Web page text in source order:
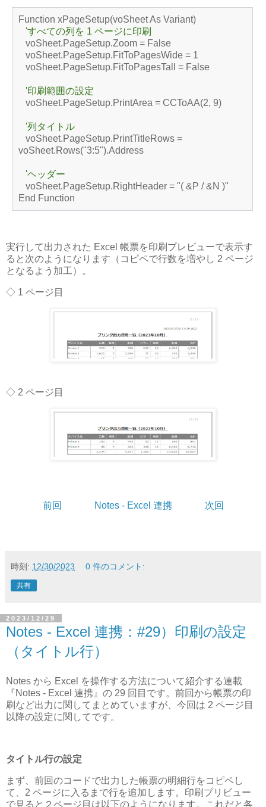
Function xPageSetup(voSheet As Variant)
'すべての列を 1 ページに印刷
voSheet.PageSetup.Zoom = False
voSheet.PageSetup.FitToPagesWide = 1
voSheet.PageSetup.FitToPagesTall = False
'印刷範囲の設定
voSheet.PageSetup.PrintArea = CCToAA(2, 9)
'列タイトル
voSheet.PageSetup.PrintTitleRows =
voSheet.Rows("3:5").Address
'ヘッダー
voSheet.PageSetup.RightHeader = "( &P / &N )"
End Function
実行して出力された Excel 帳票を印刷プレビューで表示す
ると次のようになります（コピペで行数を増やし 2 ページ
となるよう加工）。
◇ 1 ページ目
◇ 2 ページ目
前回 Notes - Excel 連携 次回
時刻: 12/30/2023 0 件のコメント:
共有
2023/12/29
Notes - Excel 連携：#29）印刷の設定
（タイトル行）
Notes から Excel を操作する方法について紹介する連載
『Notes - Excel 連携』の 29 回目です。前回から帳票の印
刷など出力に関してまとめていますが、今回は 2 ページ目
以降の設定に関してです。
タイトル行の設定
まず、前回のコードで出力した帳票の明細行をコピペし
て、2 ページに入るまで行を追加します。印刷プリビュー
で見ると２ページ目は以下のようになります。これだと各